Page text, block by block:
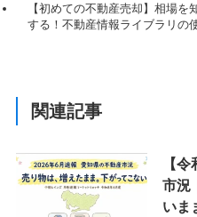
【初めての不動産売却】相場を
する！不動産情報ライブラリの
関連記事
【
市況
いま